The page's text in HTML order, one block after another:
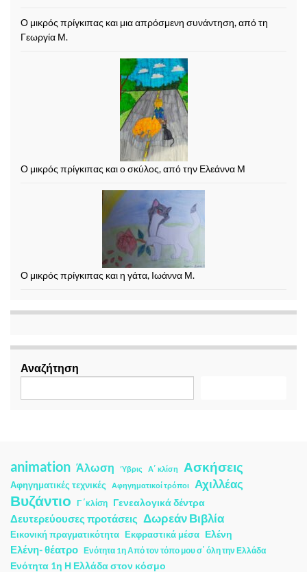
Ο μικρός πρίγκιπας και μια απρόσμενη συνάντηση, από τη
Γεωργία Μ.
Ο μικρός πρίγκιπας και ο σκύλος, από την Ελεάννα Μ
Ο μικρός πρίγκιπας και η γάτα, Ιωάννα Μ.
Αναζήτηση
animation Άλωση Ύβρις Α΄ κλίση Ασκήσεις
Αφηγηματικές τεχνικές Αφηγηματικοί τρόποι Αχιλλέας
Βυζάντιο Γ ΄κλίση Γενεαλογικά δέντρα
Δευτερεύουσες προτάσεις Δωρεάν Βιβλία
Εικονική πραγματικότητα Εκφραστικά μέσα Ελένη
Ελένη- θέατρο Ενότητα 1η Από τον τόπο μου σ΄ όλη την Ελλάδα
Ενότητα 1η Η Ελλάδα στον κόσμο